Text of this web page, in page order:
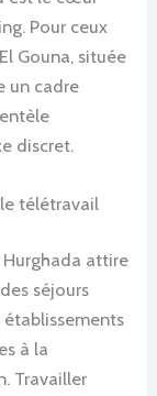
Pour ceux
Gouna, située
un cadre
discret.
télétravail
attire
séjours
à la
Travailler